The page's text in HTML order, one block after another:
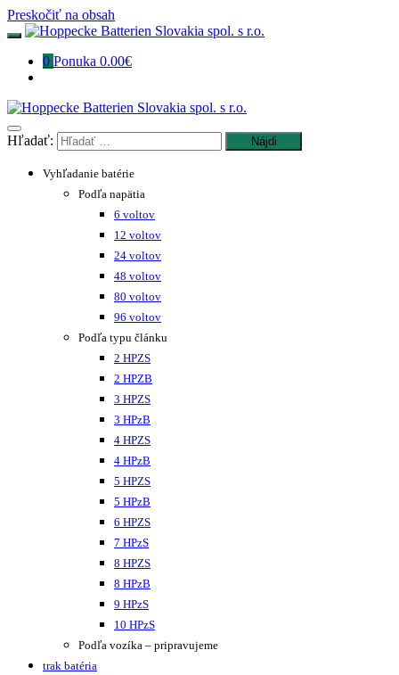
Preskočiť na obsah
0 Ponuka 0.00€
Hľadať:
Vyhľadanie batérie
Podľa napätia
6 voltov
12 voltov
24 voltov
48 voltov
80 voltov
96 voltov
Podľa typu článku
2 HPZS
2 HPZB
3 HPZS
3 HPzB
4 HPZS
4 HPzB
5 HPZS
5 HPzB
6 HPZS
7 HPzS
8 HPZS
8 HPzB
9 HPzS
10 HPzS
Podľa vozíka – pripravujeme
trak batéria